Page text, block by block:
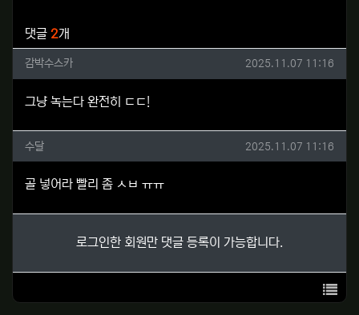
댓글 2개
감박수스카님의 댓글
감박수스카 작성일
2025.11.07 11:16
그냥 녹는다 완전히 ㄷㄷ!
수달님의 댓글
수달 작성일
2025.11.07 11:16
골 넣어라 빨리 좀 ㅅㅂ ㅠㅠ
로그인한 회원만 댓글 등록이 가능합니다.
목록